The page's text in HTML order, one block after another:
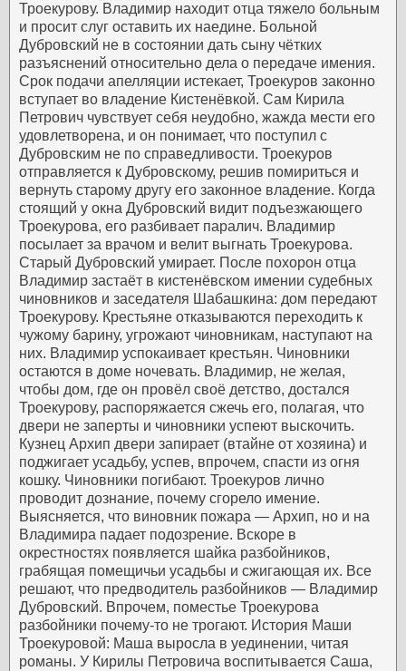
Троекурову. Владимир находит отца тяжело больным
и просит слуг оставить их наедине. Больной
Дубровский не в состоянии дать сыну чётких
разъяснений относительно дела о передаче имения.
Срок подачи апелляции истекает, Троекуров законно
вступает во владение Кистенёвкой. Сам Кирила
Петрович чувствует себя неудобно, жажда мести его
удовлетворена, и он понимает, что поступил с
Дубровским не по справедливости. Троекуров
отправляется к Дубровскому, решив помириться и
вернуть старому другу его законное владение. Когда
стоящий у окна Дубровский видит подъезжающего
Троекурова, его разбивает паралич. Владимир
посылает за врачом и велит выгнать Троекурова.
Старый Дубровский умирает. После похорон отца
Владимир застаёт в кистенёвском имении судебных
чиновников и заседателя Шабашкина: дом передают
Троекурову. Крестьяне отказываются переходить к
чужому барину, угрожают чиновникам, наступают на
них. Владимир успокаивает крестьян. Чиновники
остаются в доме ночевать. Владимир, не желая,
чтобы дом, где он провёл своё детство, достался
Троекурову, распоряжается сжечь его, полагая, что
двери не заперты и чиновники успеют выскочить.
Кузнец Архип двери запирает (втайне от хозяина) и
поджигает усадьбу, успев, впрочем, спасти из огня
кошку. Чиновники погибают. Троекуров лично
проводит дознание, почему сгорело имение.
Выясняется, что виновник пожара — Архип, но и на
Владимира падает подозрение. Вскоре в
окрестностях появляется шайка разбойников,
грабящая помещичьи усадьбы и сжигающая их. Все
решают, что предводитель разбойников — Владимир
Дубровский. Впрочем, поместье Троекурова
разбойники почему-то не трогают. История Маши
Троекуровой: Маша выросла в уединении, читая
романы. У Кирилы Петровича воспитывается Саша,